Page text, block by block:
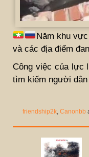
Năm khu
và các địa điểm
Công việc của lực
tìm kiếm người
friendship2k, Canonbb